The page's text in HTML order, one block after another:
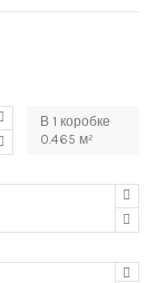
В 1 коробке
0.465 м²